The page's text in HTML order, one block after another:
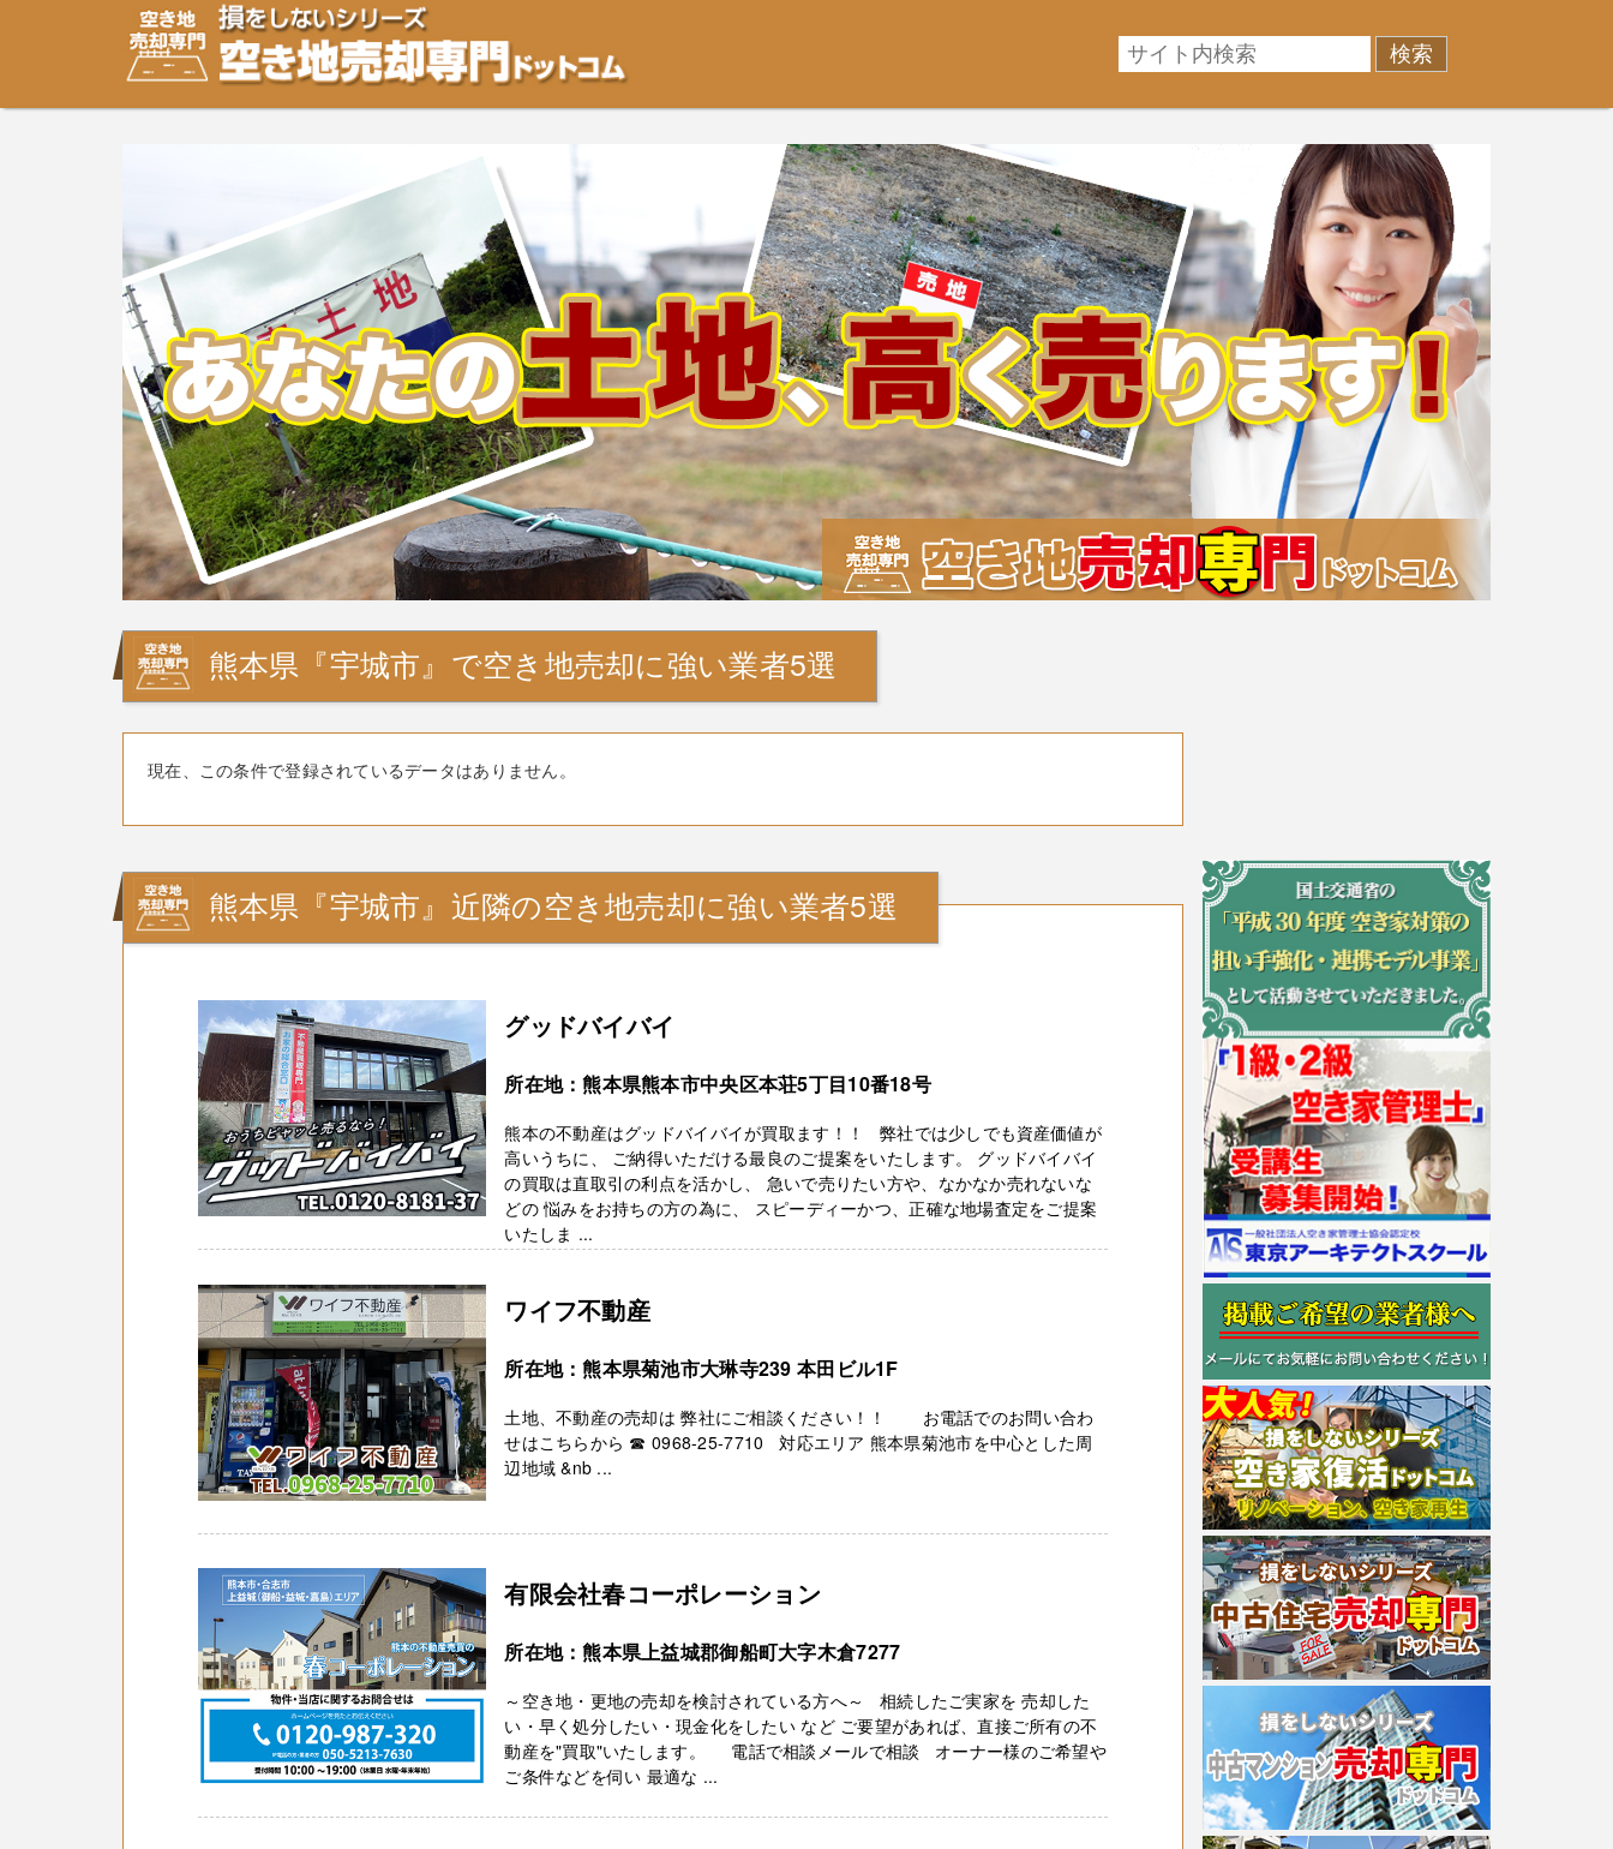
空き地・土地の「売却」は「個人」の方々が、「買取」は不動産や開発等の「業者」が物件を買います。一般的に「売却」は時間はかかるが相場に準じた売却金額、「買取」は短期ではあるが相場よ
り安めの売却金額と言われています。空き地・土地の売却をご検討中の方はお気軽にご相談ください。空き地・土地、相続不動産など、不動産売却のお悩みを全国の専門家が解決致します！
熊本県『宇城市』で空き地売却に強い業者5選
現在、この条件で登録されているデータはありません。
熊本県『宇城市』近隣の空き地売却に強い業者5選
グッドバイバイ
所在地：熊本県熊本市中央区本荘5丁目10番18号
熊本の不動産はグッドバイバイが買取ます！！ 弊社では少しでも資産価値が
高いうちに、 ご納得いただける最良のご提案をいたします。 グッドバイバイ
の買取は直取引の利点を活かし、 急いで売りたい方や、なかなか売れないな
どの 悩みをお持ちの方の為に、 スピーディーかつ、正確な地場査定をご提案
いたしま ...
ワイフ不動産
所在地：熊本県菊池市大琳寺239 本田ビル1F
土地、不動産の売却は 弊社にご相談ください！！ お電話でのお問い合わ
せはこちらから ☎ 0968-25-7710 対応エリア 熊本県菊池市を中心とした周
辺地域 &nb ...
有限会社春コーポレーション
所在地：熊本県上益城郡御船町大字木倉7277
～空き地・更地の売却を検討されている方へ～ 相続したご実家を 売却した
い・早く処分したい・現金化をしたい など ご要望があれば、直接ご所有の不
動産を"買取"いたします。 電話で相談メールで相談 オーナー様のご希望や
ご条件などを伺い 最適な ...